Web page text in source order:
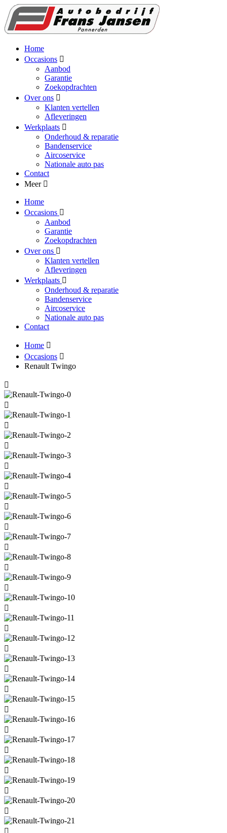
Home
Occasions
Aanbod
Garantie
Zoekopdrachten
Over ons
Klanten vertellen
Afleveringen
Werkplaats
Onderhoud & reparatie
Bandenservice
Aircoservice
Nationale auto pas
Contact
Meer
Home
Occasions
Aanbod
Garantie
Zoekopdrachten
Over ons
Klanten vertellen
Afleveringen
Werkplaats
Onderhoud & reparatie
Bandenservice
Aircoservice
Nationale auto pas
Contact
Home
Occasions
Renault Twingo